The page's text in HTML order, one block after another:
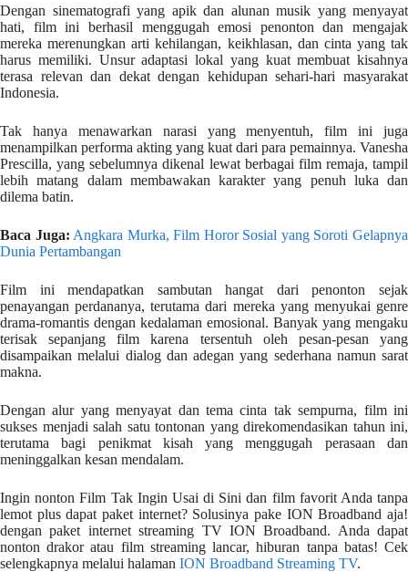
Dengan sinematografi yang apik dan alunan musik yang menyayat
hati, film ini berhasil menggugah emosi penonton dan mengajak
mereka merenungkan arti kehilangan, keikhlasan, dan cinta yang tak
harus memiliki. Unsur adaptasi lokal yang kuat membuat kisahnya
terasa relevan dan dekat dengan kehidupan sehari-hari masyarakat
Indonesia.
Tak hanya menawarkan narasi yang menyentuh, film ini juga
menampilkan performa akting yang kuat dari para pemainnya. Vanesha
Prescilla, yang sebelumnya dikenal lewat berbagai film remaja, tampil
lebih matang dalam membawakan karakter yang penuh luka dan
dilema batin.
Baca Juga: Angkara Murka, Film Horor Sosial yang Soroti Gelapnya
Dunia Pertambangan
Film ini mendapatkan sambutan hangat dari penonton sejak
penayangan perdananya, terutama dari mereka yang menyukai genre
drama-romantis dengan kedalaman emosional. Banyak yang mengaku
terisak sepanjang film karena tersentuh oleh pesan-pesan yang
disampaikan melalui dialog dan adegan yang sederhana namun sarat
makna.
Dengan alur yang menyayat dan tema cinta tak sempurna, film ini
sukses menjadi salah satu tontonan yang direkomendasikan tahun ini,
terutama bagi penikmat kisah yang menggugah perasaan dan
meninggalkan kesan mendalam.
Ingin nonton Film Tak Ingin Usai di Sini dan film favorit Anda tanpa
lemot plus dapat paket internet? Solusinya pake ION Broadband aja!
dengan paket internet streaming TV ION Broadband. Anda dapat
nonton drakor atau film streaming lancar, hiburan tanpa batas! Cek
selengkapnya melalui halaman ION Broadband Streaming TV.